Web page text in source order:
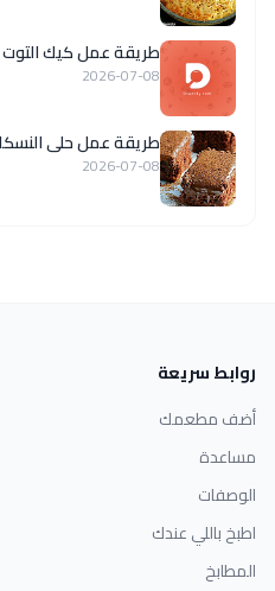
طريقة عمل كيك التوت
2026-07-08
طريقة عمل حلى
2026-07-08
روابط سريعة
أضف مطعمك
مساعدة
الوصفات
اطبخ باللي عندك
المطابخ